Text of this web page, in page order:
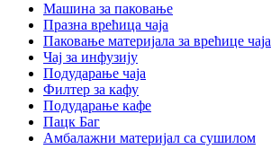
Машина за паковање
Празна врећица чаја
Паковање материјала за врећице чаја
Чај за инфузију
Подударање чаја
Филтер за кафу
Подударање кафе
Пацк Баг
Амбалажни материјал са сушилом